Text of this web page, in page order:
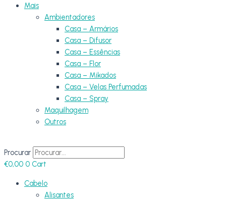
Mais
Ambientadores
Casa – Armários
Casa – Difusor
Casa – Essências
Casa – Flor
Casa – Mikados
Casa – Velas Perfumadas
Casa – Spray
Maquilhagem
Outros
Procurar
€0,00 0 Cart
Cabelo
Alisantes